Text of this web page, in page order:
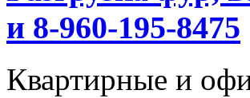
и 8-960-195-8475
Квартирные и